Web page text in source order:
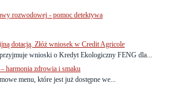
rozwodowej - pomoc detektywa
dotacją. Złóż wniosek w Credit Agricole
wnioski o Kredyt Ekologiczny FENG dla...
harmonia zdrowia i smaku
menu, które jest już dostępne we...